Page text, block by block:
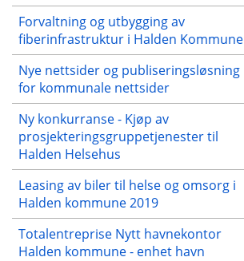
Forvaltning og utbygging av
fiberinfrastruktur i Halden Kommune
Nye nettsider og publiseringsløsning
for kommunale nettsider
Ny konkurranse - Kjøp av
prosjekteringsgruppetjenester til
Halden Helsehus
Leasing av biler til helse og omsorg i
Halden kommune 2019
Totalentreprise Nytt havnekontor
Halden kommune - enhet havn